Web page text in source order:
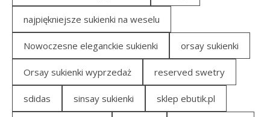
najpiękniejsze sukienki na weselu
Nowoczesne eleganckie sukienki orsay sukienki
Orsay sukienki wyprzedaż reserved swetry
sdidas sinsay sukienki sklep ebutik.pl